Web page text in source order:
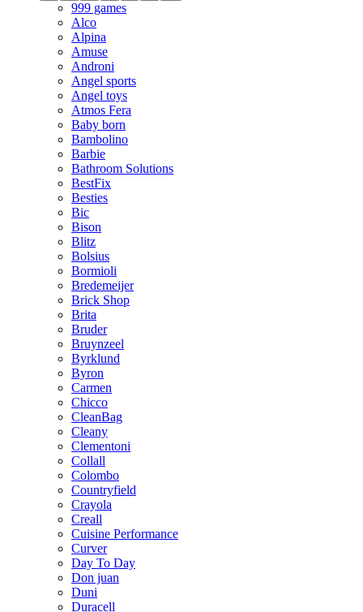
999 games
Alco
Alpina
Amuse
Androni
Angel sports
Angel toys
Atmos Fera
Baby born
Bambolino
Barbie
Bathroom Solutions
BestFix
Besties
Bic
Bison
Blitz
Bolsius
Bormioli
Bredemeijer
Brick Shop
Brita
Bruder
Bruynzeel
Byrklund
Byron
Carmen
Chicco
CleanBag
Cleany
Clementoni
Collall
Colombo
Countryfield
Crayola
Creall
Cuisine Performance
Curver
Day To Day
Don juan
Duni
Duracell